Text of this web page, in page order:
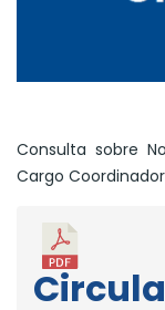
Consulta sobre
Cargo